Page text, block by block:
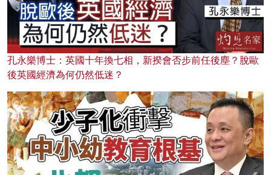
孔永樂博士：英國十年換七相，新揆會否步前任後塵？脫歐
後英國經濟為何仍然低迷？